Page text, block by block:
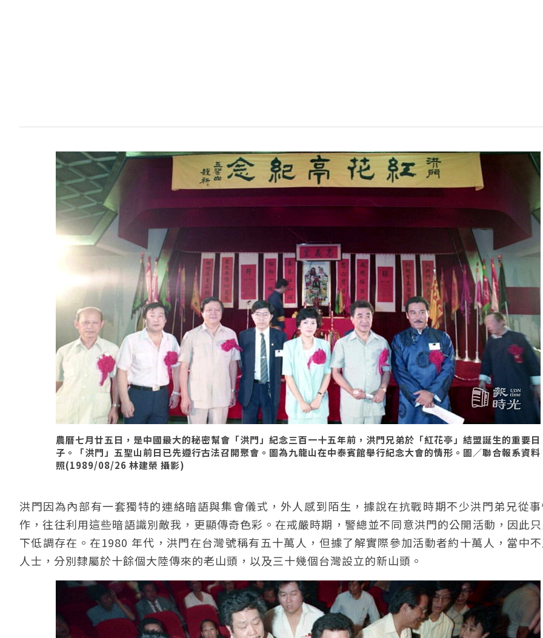
農曆七月廿五日，是中國最大的秘密幫會「洪門」紀念三百一十五年前，洪門兄弟於「紅花亭」結盟誕生的重要日
子。「洪門」五聖山前日已先遵行古法召開聚會。圖為九龍山在中泰賓館舉行紀念大會的情形。圖／聯合報系資料
照(1989/08/26 林建榮 攝影)
洪門因為內部有一套獨特的連絡暗語與集會儀式，外人感到陌生，據說在抗戰時期不少洪門弟兄從
作，往往利用這些暗語識別敵我，更顯傳奇色彩。在戒嚴時期，警總並不同意洪門的公開活動，因此
下低調存在。在1980 年代，洪門在台灣號稱有五十萬人，但據了解實際參加活動者約十萬人，當中
人士，分別隸屬於十餘個大陸傳來的老山頭，以及三十幾個台灣設立的新山頭。